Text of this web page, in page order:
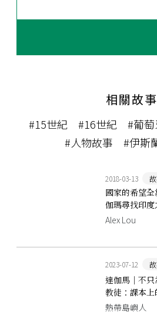
相關故事
#15世紀 #16世紀 #葡
#人物故事
#伊斯
2018-03-13
國家的希望
伽瑪尋找印度
Alex Lou
2023-07-12
達伽馬｜不
教徒：課本
位十字軍戰士
熱帶島嶼人